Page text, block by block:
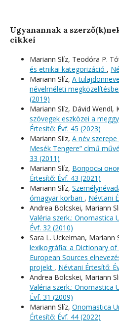
Ugyanannak a
cikkei
Mariann Slíz, Teodóra P.
és etnikai kategorizáció ,
Mariann Slíz, A
névelméleti
(2019)
Mariann Slíz, Dávid Wendl,
szövegek eszközei a
Értesítő: Évf. 45 (2023)
Mariann Slíz, A név szerepe
Mesék Tengere” című
33 (2011)
Mariann Slíz, Вопросы
Értesítő: Évf. 43 (2021)
Mariann Slíz,
ómagyar korban , Névtani
Andrea Bölcskei, Mariann
Valéria szerk.: Onomastica
Évf. 32 (2010)
Sara L. Uckelman, Mariann
lexikográfia: a Dictionary
European Sources
projekt , Névtani Értesítő:
Andrea Bölcskei, Mariann
Valéria szerk.: Onomastica
Évf. 31 (2009)
Mariann Slíz, Onomastica
Értesítő: Évf. 44 (2022)